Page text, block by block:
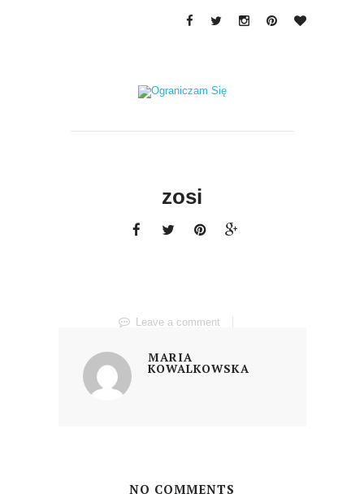
zosi
Leave a comment
MARIA
KOWALKOWSKA
NO COMMENTS